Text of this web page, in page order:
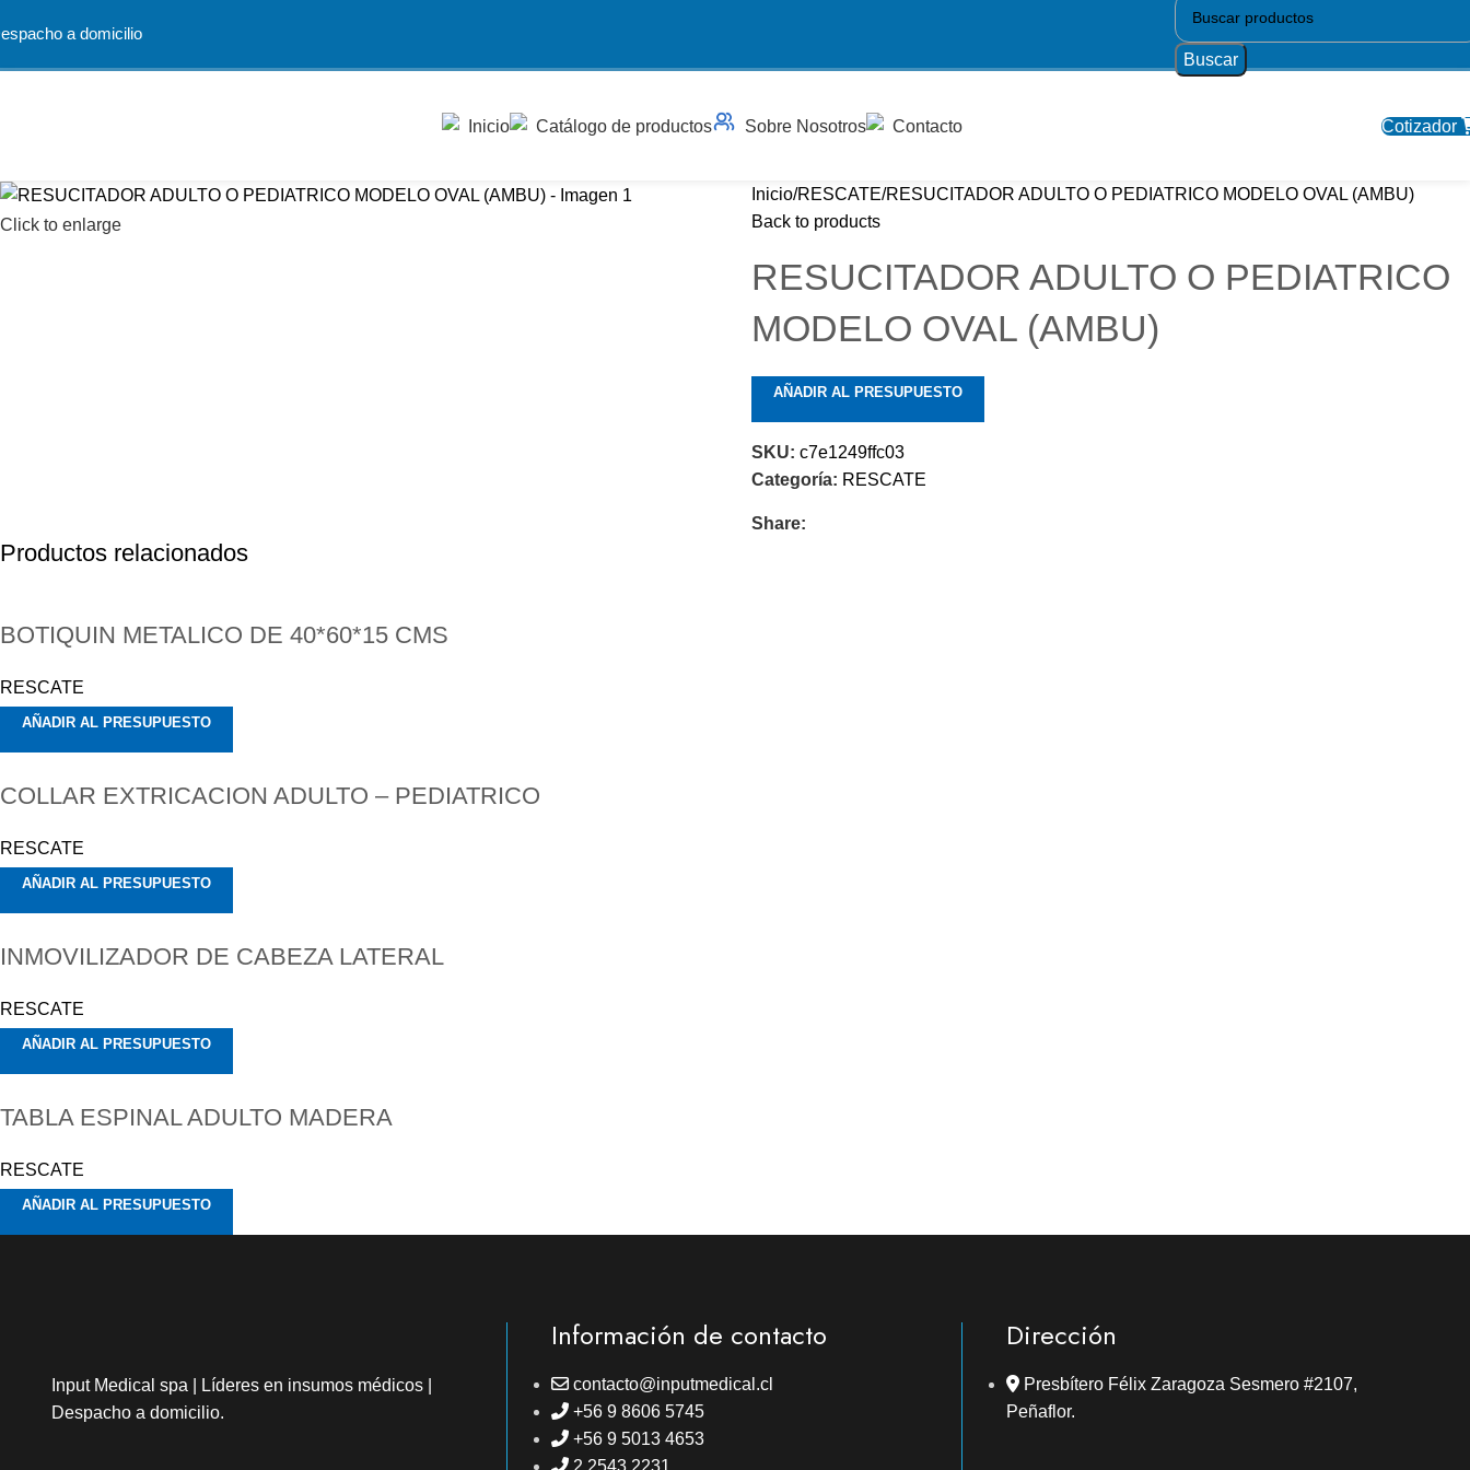
a domicilio
Buscar
Inicio Catálogo de productos Sobre Nosotros Contacto Cotizador
Click to enlarge
Inicio RESCATE RESUCITADOR ADULTO O PEDIATRICO MODELO OVAL (AMBU)
Back to products
RESUCITADOR ADULTO O PEDIATRICO
MODELO OVAL (AMBU)
AÑADIR AL PRESUPUESTO
SKU: c7e1249ffc03
Categoría: RESCATE
Share:
Productos relacionados
BOTIQUIN METALICO DE 40*60*15 CMS
RESCATE
AÑADIR AL PRESUPUESTO
COLLAR EXTRICACION ADULTO – PEDIATRICO
RESCATE
AÑADIR AL PRESUPUESTO
INMOVILIZADOR DE CABEZA LATERAL
RESCATE
AÑADIR AL PRESUPUESTO
TABLA ESPINAL ADULTO MADERA
RESCATE
AÑADIR AL PRESUPUESTO
Input Medical spa | Líderes en insumos médicos |
Despacho a domicilio.
Información de contacto
contacto@inputmedical.cl
+56 9 8606 5745
+56 9 5013 4653
2 2543 2231
Dirección
Presbítero Félix Zaragoza Sesmero #2107,
Peñaflor.